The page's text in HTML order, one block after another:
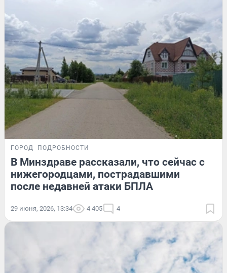
ГОРОД ПОДРОБНОСТИ
В Минздраве рассказали, что сейчас с
нижегородцами, пострадавшими
после недавней атаки БПЛА
29 июня, 2026, 13:34 4 405 4